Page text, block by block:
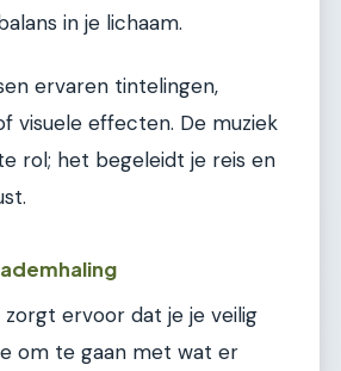
in je lichaam.
ervaren tintelingen,
visuele effecten. De muziek
rol; het begeleidt je reis en
zorgt ervoor dat je je veilig
om te gaan met wat er